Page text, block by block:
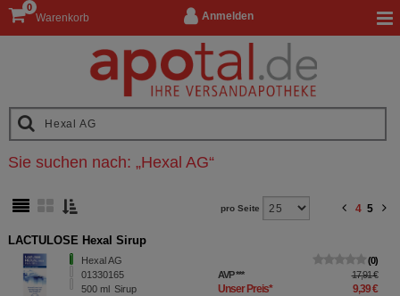
Anmelden
Warenkorb
0
Sie suchen nach: „Hexal AG“
pro Seite 4 5
LACTULOSE Hexal Sirup
Hexal AG
01330165
500 ml Sirup
0
AVP*** 17,91 €
Unser Preis* 9,39 €